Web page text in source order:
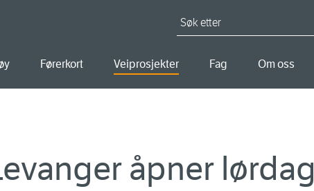
Førerkort Veiprosjekter Fag Om oss
åpner lørdag